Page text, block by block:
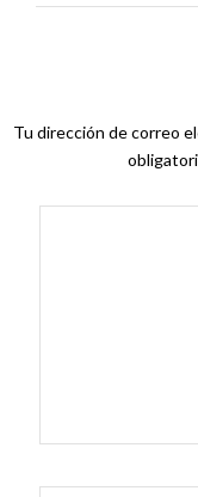
Tu dirección de correo